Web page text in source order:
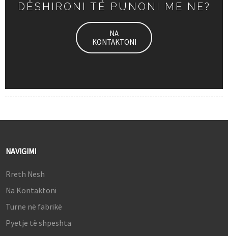
DËSHIRONI TË PUNONI ME NE?
NA
KONTAKTONI
NAVIGIMI
Rreth Nesh
Na Kontaktoni
Turne në fabrikë
Pyetje të shpeshta